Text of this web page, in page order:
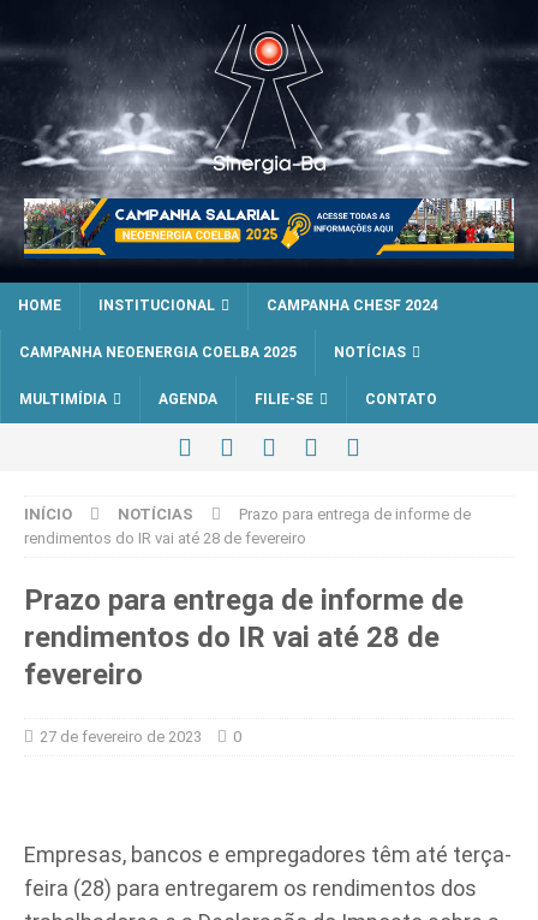
HOME INSTITUCIONAL CAMPANHA CHESF 2024
CAMPANHA NEOENERGIA COELBA 2025 NOTÍCIAS
MULTIMÍDIA AGENDA FILIE-SE CONTATO
INÍCIO NOTÍCIAS
Prazo para entrega de informe de
rendimentos do IR vai até 28 de fevereiro
Prazo para entrega de informe de
rendimentos do IR vai até 28 de
fevereiro
27 de fevereiro de 2023 0
Empresas, bancos e empregadores têm até terça-
feira (28) para entregarem os rendimentos dos